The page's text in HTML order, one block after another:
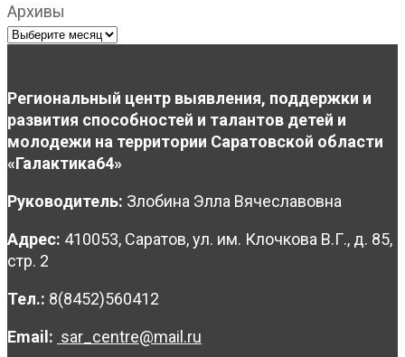
Архивы
Региональный центр выявления, поддержки и
развития способностей и талантов детей и
молодежи на территории Саратовской области
«Галактика64»
Руководитель: Злобина Элла Вячеславовна
Адрес: 410053, Саратов, ул. им. Клочкова В.Г., д. 85,
стр. 2
Тел.: 8(8452)560412
Email: sar_centre@mail.ru